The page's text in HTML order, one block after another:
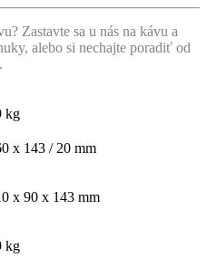
Zastavte sa u nás na kávu a
alebo si nechajte poradiť od
kg
x 143 / 20 mm
x 90 x 143 mm
kg